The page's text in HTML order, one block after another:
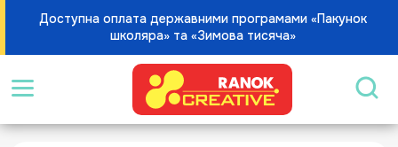
Доступна оплата державними програмами «Пакунок
школяра» та «Зимова тисяча»